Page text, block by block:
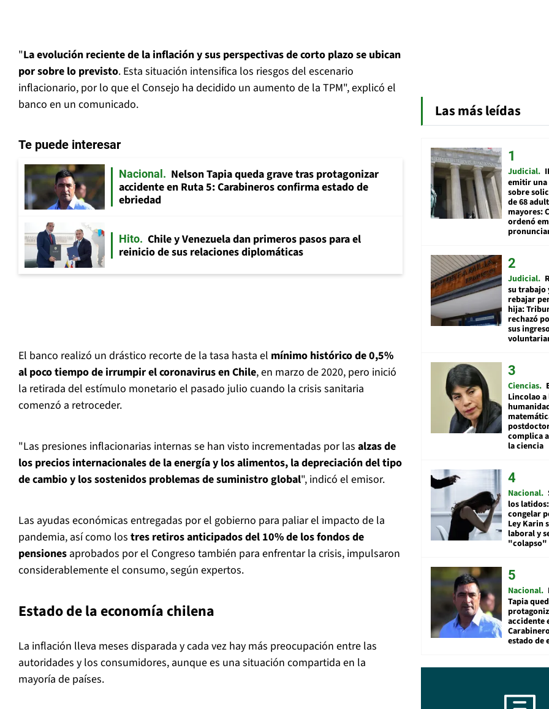
"La evolución reciente de la inflación y sus perspectivas de corto plazo se ubican
por sobre lo previsto. Esta situación intensifica los riesgos del escenario
inflacionario, por lo que el Consejo ha decidido un aumento de la TPM", explicó el
banco en un comunicado.
Te puede interesar
Nacional
Nelson Tapia queda grave tras protagonizar
accidente en Ruta 5: Carabineros confirma estado de
ebriedad
Hito
Chile y Venezuela dan primeros pasos para el
reinicio de sus relaciones diplomáticas
El banco realizó un drástico recorte de la tasa hasta el mínimo histórico de 0,5%
al poco tiempo de irrumpir el coronavirus en Chile, en marzo de 2020, pero inició
la retirada del estímulo monetario el pasado julio cuando la crisis sanitaria
comenzó a retroceder.
"Las presiones inflacionarias internas se han visto incrementadas por las alzas de
los precios internacionales de la energía y los alimentos, la depreciación del tipo
de cambio y los sostenidos problemas de suministro global", indicó el emisor.
Las ayudas económicas entregadas por el gobierno para paliar el impacto de la
pandemia, así como los tres retiros anticipados del 10% de los fondos de
pensiones aprobados por el Congreso también para enfrentar la crisis, impulsaron
considerablemente el consumo, según expertos.
Estado de la economía chilena
La inflación lleva meses disparada y cada vez hay más preocupación entre las
autoridades y los consumidores, aunque es una situación compartida en la
mayoría de países.
Las más leídas
Judicial
emitir
sobre
de 68
mayores:
ordenó
Judicial
su trabajo
rebajar
hija:
rechazó
sus
Ciencias
Lincolao a
complica
la ciencia
Nacional
los
congelar
Ley Karin
laboral y
"colapso"
Nacional
Tapia
accidente
estado de